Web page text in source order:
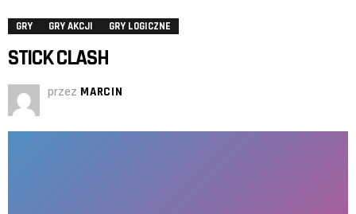
GRY GRY AKCJI GRY LOGICZNE
STICK CLASH
przez MARCIN